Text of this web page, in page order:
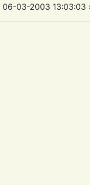
06-03-2003 13:03:03